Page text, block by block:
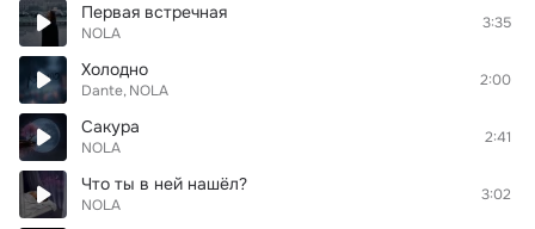
Первая встречная
NOLA
3:35
Холодно
Dante NOLA
2:00
Сакура
NOLA
2:41
Что ты в ней нашёл?
NOLA
3:02